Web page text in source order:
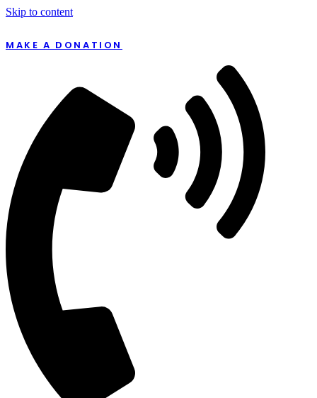
Skip to content
MAKE A DONATION